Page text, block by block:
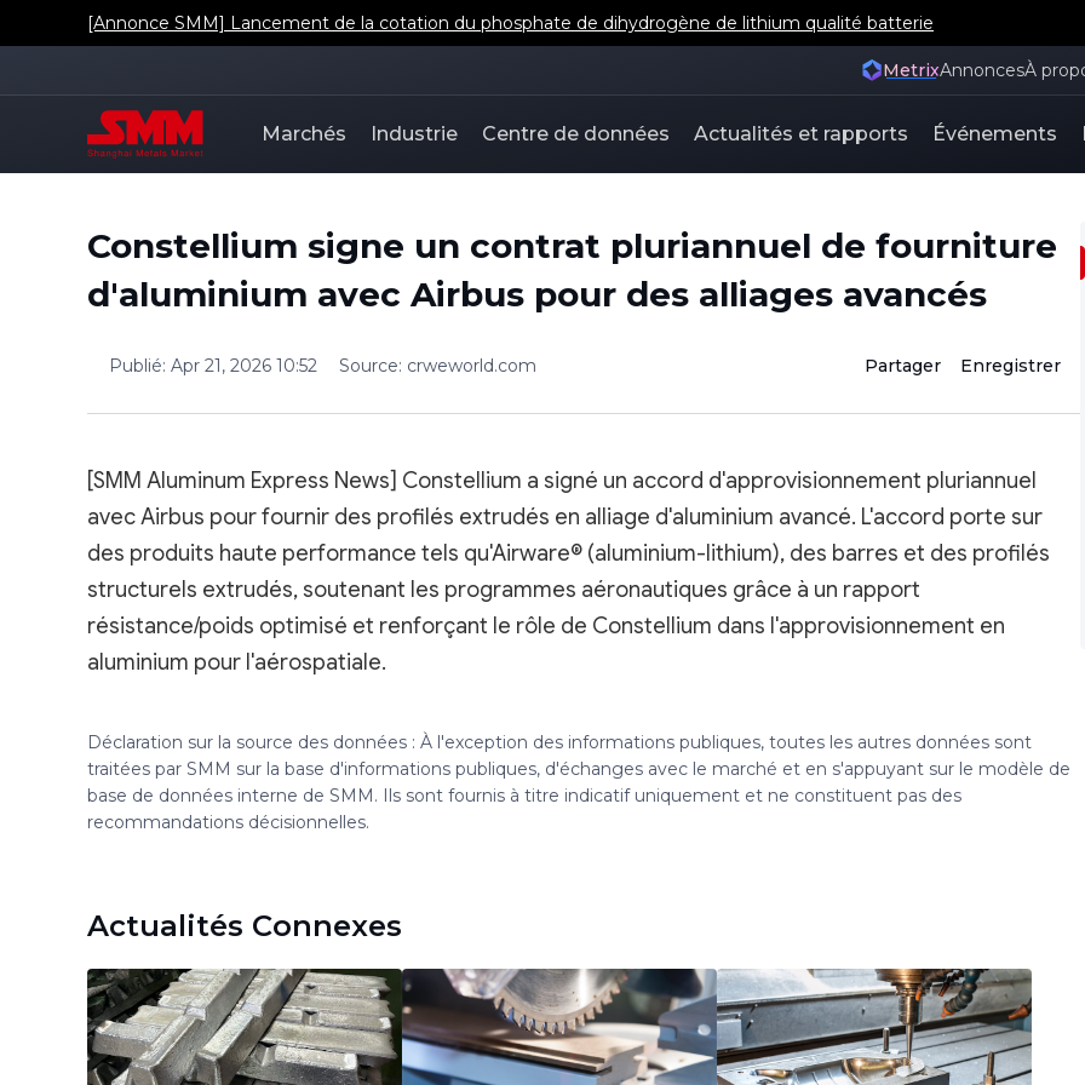
[Annonce SMM] Lancement de la cotation du phosphate de dihydrogène de lithium qualité batterie
MetrixAnnoncesÀ
Marchés Industrie Centre de données Actualités et rapports Événements
Constellium signe un contrat pluriannuel de fourniture
d'aluminium avec Airbus pour des alliages avancés
Publié: Apr 21, 2026 10:52 Source: crweworld.com Partager Enregistrer
[SMM Aluminum Express News] Constellium a signé un accord d'approvisionnement pluriannuel
avec Airbus pour fournir des profilés extrudés en alliage d'aluminium avancé. L'accord porte sur
des produits haute performance tels qu'Airware® (aluminium-lithium), des barres et des profilés
structurels extrudés, soutenant les programmes aéronautiques grâce à un rapport
résistance/poids optimisé et renforçant le rôle de Constellium dans l'approvisionnement en
aluminium pour l'aérospatiale.
Déclaration sur la source des données : À l'exception des informations publiques, toutes les autres données sont
traitées par SMM sur la base d'informations publiques, d'échanges avec le marché et en s'appuyant sur le modèle de
base de données interne de SMM. Ils sont fournis à titre indicatif uniquement et ne constituent pas des
recommandations décisionnelles.
Actualités Connexes